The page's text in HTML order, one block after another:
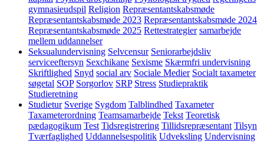
gymnasieudspil Religion Repræsentantskabsmøde
Repræsentantskabsmøde 2023 Repræsentantskabsmøde 2024
Repræsentantskabsmøde 2025 Rettestrategier samarbejde
mellem uddannelser
Seksualundervisning Selvcensur Seniorarbejdsliv
serviceeftersyn Sexchikane Sexisme Skærmfri undervisning
Skriftlighed Snyd social arv Sociale Medier Socialt taxameter
søgetal SOP Sorgorlov SRP Stress Studiepraktik
Studieretning
Studietur Sverige Sygdom Talblindhed Taxameter
Taxameterordning Teamsamarbejde Tekst Teoretisk
pædagogikum Test Tidsregistrering Tillidsrepræsentant Tilsyn
Tværfaglighed Uddannelsespolitik Udveksling Undervisning